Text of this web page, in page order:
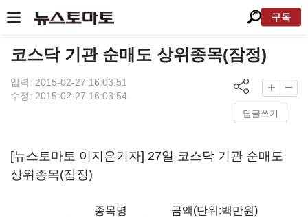
구독
코스닥 기관 순매도 상위종목(잠정)
입력: 2015-02-27 16:03:51
수정: 2015-02-27 16:03:54
답글쓰기
[뉴스토마토 이지은기자] 27일 코스닥 기관 순매도
상위종목(잠정)
종목명
금액(단위:백만원)